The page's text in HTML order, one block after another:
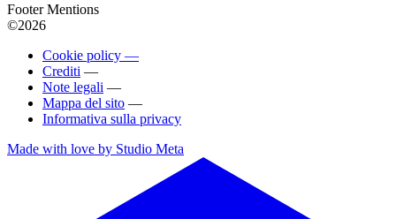
Footer Mentions
©2026
Cookie policy —
Crediti —
Note legali —
Mappa del sito —
Informativa sulla privacy
Made with love by Studio Meta